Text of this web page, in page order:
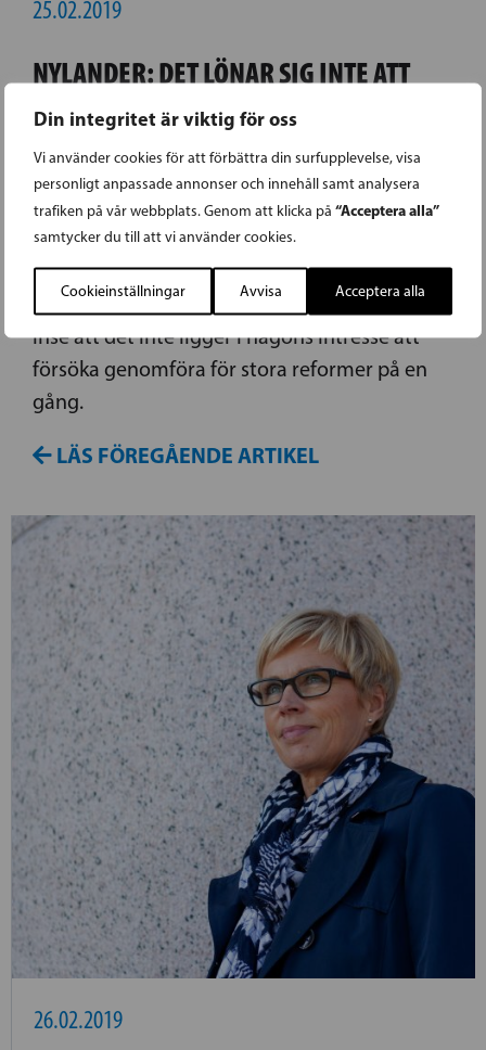
Din integritet är viktig för oss
Vi använder cookies för att förbättra din surfupplevelse, visa
personligt anpassade annonser och innehåll samt analysera
trafiken på vår webbplats. Genom att klicka på “Acceptera alla”
samtycker du till att vi använder cookies.
Cookieinställningar Avvisa Acceptera alla
25.02.2019
NYLANDER: DET LÖNAR SIG INTE ATT
FÖRSÖKA REFORMERA FÖR MYCKET PÅ
FÖR KORT TID
Vård- och landskapsreformens framtid är
osäker på grund av grundlagsenliga problem
och bristande tid att lösa problemen då
valperioden snart tar slut. Det är nu dags att
inse att det inte ligger i någons intresse att
försöka genomföra för stora reformer på en
gång.
LÄS FÖREGÅENDE ARTIKEL
26.02.2019